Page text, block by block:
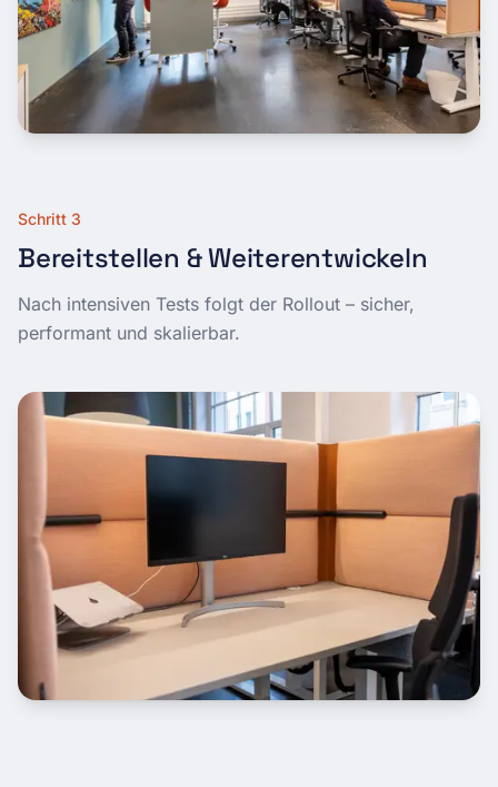
Schritt 3
Bereitstellen & Weiterentwickeln
Nach intensiven Tests folgt der Rollout – sicher,
performant und skalierbar.